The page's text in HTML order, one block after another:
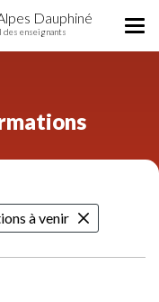
Dauphiné
enseignants
à venir